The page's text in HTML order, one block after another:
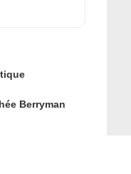
Berryman